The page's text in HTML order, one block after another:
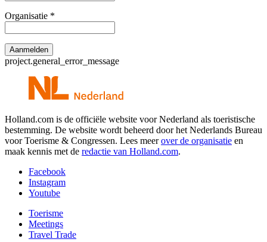
Organisatie *
project.general_error_message
Holland.com is de officiële website voor Nederland als toeristische
bestemming. De website wordt beheerd door het Nederlands Bureau
voor Toerisme & Congressen. Lees meerover de organisatie en
maak kennis met de redactie van Holland.com.
Facebook
Instagram
Youtube
Toerisme
Meetings
Travel Trade